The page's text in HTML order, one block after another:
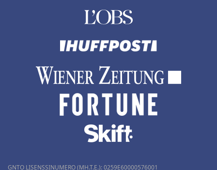
GNTO LISENSSINUMERO (MH.T.E.): 0259Ε60000576001